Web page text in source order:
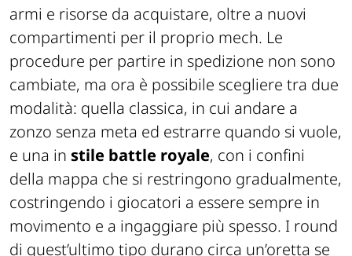
armi e risorse da acquistare, oltre a nuovi
compartimenti per il proprio mech. Le
procedure per partire in spedizione non sono
cambiate, ma ora è possibile scegliere tra due
modalità: quella classica, in cui andare a
zonzo senza meta ed estrarre quando si vuole,
e una in stile battle royale, con i confini
della mappa che si restringono gradualmente,
costringendo i giocatori a essere sempre in
movimento e a ingaggiare più spesso. I round
di quest’ultimo tipo durano circa un’oretta se